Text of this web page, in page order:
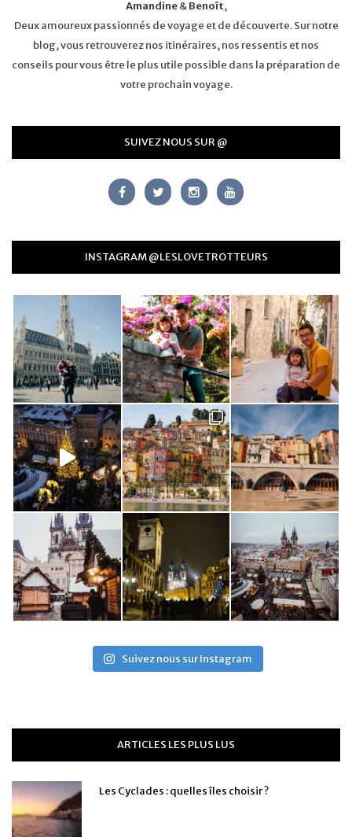
Amandine&Benoît,
Deux amoureux passionnés de voyage et de découverte. Sur notre
blog, vous retrouverez nos itinéraires, nos ressentis et nos
conseils pour vous être le plus utile possible dans la préparation de
votre prochain voyage.
SUIVEZ NOUS SUR @
INSTAGRAM @LESLOVETROTTEURS
Suivez nous sur Instagram
ARTICLES LES PLUS LUS
Les Cyclades : quelles îles choisir ?